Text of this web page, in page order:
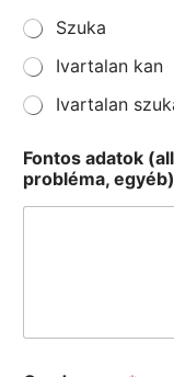
Szuka
Ivartalan kan
Ivartalan
Fontos adatok
probléma, egyéb)